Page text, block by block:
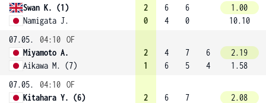
Swan K. (1)
Namigata J.
2
0
6
4
6
0
1.00
10.10
07.05.
04:10 OF
Miyamoto A.
Aikawa M. (7)
2
1
4
6
7
5
6
4
2.19
1.58
07.05.
04:10 OF
Kitahara Y. (6)
2
6
7
2.08